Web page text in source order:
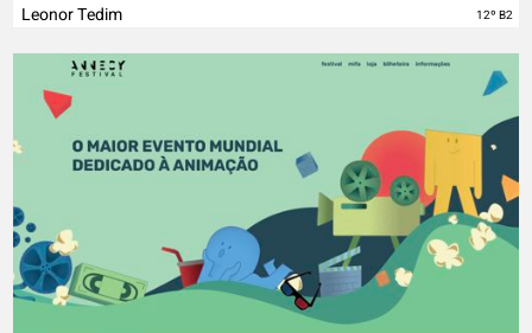
Leonor Tedim 12º B2